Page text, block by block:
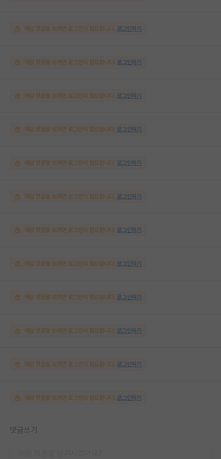
해당 댓글을 보려면 로그인이 필요합니다. 로그인하기
해당 댓글을 보려면 로그인이 필요합니다. 로그인하기
해당 댓글을 보려면 로그인이 필요합니다. 로그인하기
해당 댓글을 보려면 로그인이 필요합니다. 로그인하기
해당 댓글을 보려면 로그인이 필요합니다. 로그인하기
해당 댓글을 보려면 로그인이 필요합니다. 로그인하기
해당 댓글을 보려면 로그인이 필요합니다. 로그인하기
해당 댓글을 보려면 로그인이 필요합니다. 로그인하기
해당 댓글을 보려면 로그인이 필요합니다. 로그인하기
해당 댓글을 보려면 로그인이 필요합니다. 로그인하기
해당 댓글을 보려면 로그인이 필요합니다. 로그인하기
해당 댓글을 보려면 로그인이 필요합니다. 로그인하기
댓글쓰기